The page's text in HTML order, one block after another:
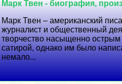
Марк Твен - биография,
Марк Твен – американский
журналист и общественный
творчество насыщенно
сатирой, однако им было
немало...